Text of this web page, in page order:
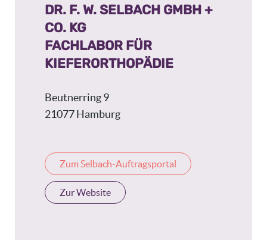
DR. F. W. SELBACH GMBH +
CO. KG
FACHLABOR FÜR
KIEFERORTHOPÄDIE
Beutnerring 9
21077 Hamburg
Zum Selbach-Auftragsportal
Zur Website